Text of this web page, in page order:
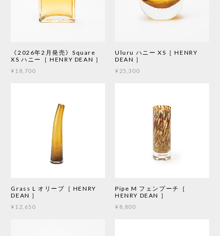
《2026年2月発売》Square
XS ハニー［ HENRY DEAN ］
¥18,700
Uluru ハニー XS［ HENRY
DEAN ］
¥25,300
Grass L オリーブ［ HENRY
DEAN ］
¥12,650
Pipe M フェンプーチ［
HENRY DEAN ］
¥8,800